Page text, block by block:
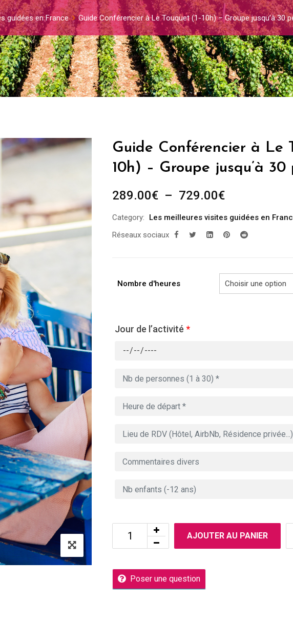
guidées en France Guide Conférencier à Le Touquet (1-10h) – Groupe jusqu’à 30
Guide Conférencier à Le
10h) – Groupe jusqu’à 30
289.00€ – 729.00€Plage
prix :
289.00€
Category:
Les meilleures visites guidées en
Réseaux sociaux
Nombre d'heures
Jour de l’activité *
AJOUTER AU PANIER
Poser une question